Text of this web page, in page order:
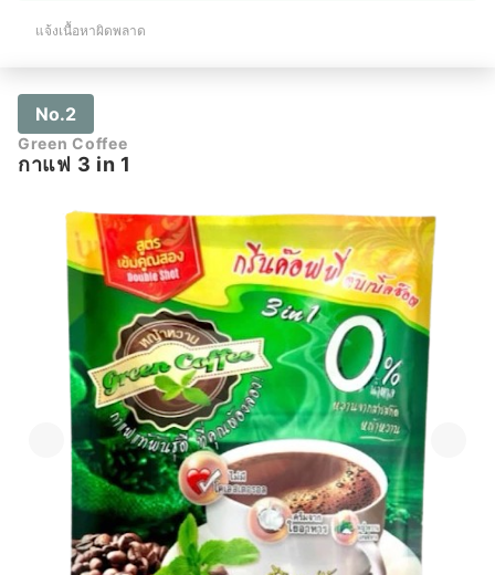
แจ้งเนื้อหาผิดพลาด
No.2
Green Coffee
กาแฟ 3 in 1